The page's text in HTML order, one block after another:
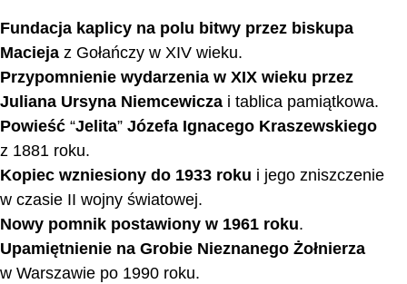
Fundacja kaplicy na polu bitwy przez biskupa
Macieja z Gołańczy w XIV wieku.
Przypomnienie wydarzenia w XIX wieku przez
Juliana Ursyna Niemcewicza i tablica pamiątkowa.
Powieść “Jelita” Józefa Ignacego Kraszewskiego
z 1881 roku.
Kopiec wzniesiony do 1933 roku i jego zniszczenie
w czasie II wojny światowej.
Nowy pomnik postawiony w 1961 roku.
Upamiętnienie na Grobie Nieznanego Żołnierza
w Warszawie po 1990 roku.